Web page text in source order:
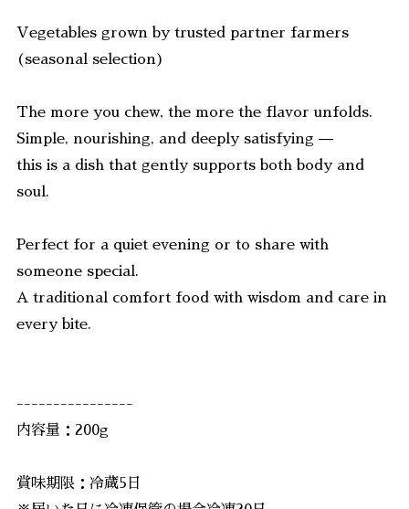
Vegetables grown by trusted partner farmers
(seasonal selection)
The more you chew, the more the flavor unfolds.
Simple, nourishing, and deeply satisfying —
this is a dish that gently supports both body and
soul.
Perfect for a quiet evening or to share with
someone special.
A traditional comfort food with wisdom and care in
every bite.
----------------
内容量：200g
賞味期限：冷蔵5日